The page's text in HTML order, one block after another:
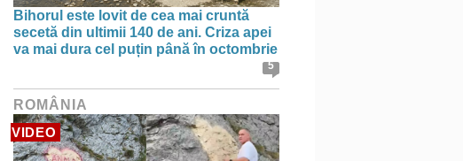
Bihorul este lovit de cea mai cruntă
secetă din ultimii 140 de ani. Criza apei
va mai dura cel puțin până în octombrie
5
ROMÂNIA
VIDEO